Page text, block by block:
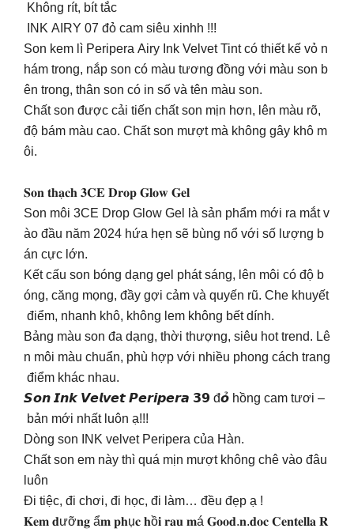
Không rít, bít tắc
INK AIRY 07 đỏ cam siêu xinhh !!!
Son kem lì Peripera Airy Ink Velvet Tint có thiết kế vỏ n
hám trong, nắp son có màu tương đồng với màu son b
ên trong, thân son có in số và tên màu son.
Chất son được cải tiến chất son mịn hơn, lên màu rõ,
độ bám màu cao. Chất son mượt mà không gây khô m
ôi.
𝐒𝐨𝐧 𝐭𝐡𝐚̣𝐜𝐡 𝟑𝐂𝐄 𝐃𝐫𝐨𝐩 𝐆𝐥𝐨𝐰 𝐆𝐞𝐥
Son môi 3CE Drop Glow Gel là sản phẩm mới ra mắt v
ào đầu năm 2024 hứa hẹn sẽ bùng nổ với số lượng b
án cực lớn.
Kết cấu son bóng dạng gel phát sáng, lên môi có độ b
óng, căng mọng, đầy gợi cảm và quyến rũ. Che khuyết
điểm, nhanh khô, không lem không bết dính.
Bảng màu son đa dạng, thời thượng, siêu hot trend. Lê
n môi màu chuẩn, phù hợp với nhiều phong cách trang
điểm khác nhau.
𝙎𝙤𝙣 𝙄𝙣𝙠 𝙑𝙚𝙡𝙫𝙚𝙩 𝙋𝙚𝙧𝙞𝙥𝙚𝙧𝙖 𝟯𝟵 đ𝙤̉ hồng cam tươi –
bản mới nhất luôn ạ!!!
Dòng son INK velvet Peripera của Hàn.
Chất son em này thì quá mịn mượt không chê vào đâu
luôn
Đi tiệc, đi chơi, đi học, đi làm… đều đẹp ạ !
𝐊𝐞𝐦 𝐝ưỡ𝐧𝐠 ẩ𝐦 𝐩𝐡ụ𝐜 𝐡ồ𝐢 𝐫𝐚𝐮 𝐦á 𝐆𝐨𝐨𝐝.𝐧.𝐝𝐨𝐜 𝐂𝐞𝐧𝐭𝐞𝐥𝐥𝐚 𝐑